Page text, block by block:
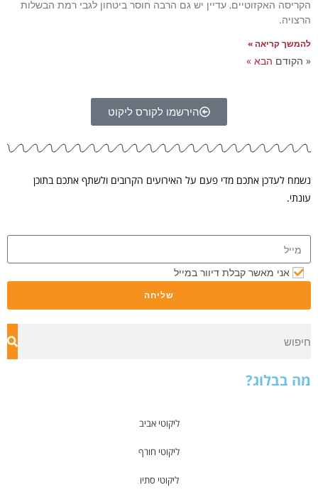
עדיין יש גם הרבה חוסר ביטחון לגבי רמת הבשלות
»
הבא »
הירשמו לקורס ליקוט
אתכם מדי פעם על האירועים הקרובים ולשתף אתכם בתוכן
קבלת דיוור במייל